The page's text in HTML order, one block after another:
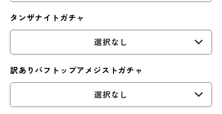
タンザナイトガチャ
選択なし
訳ありバフトップアメジストガチャ
選択なし